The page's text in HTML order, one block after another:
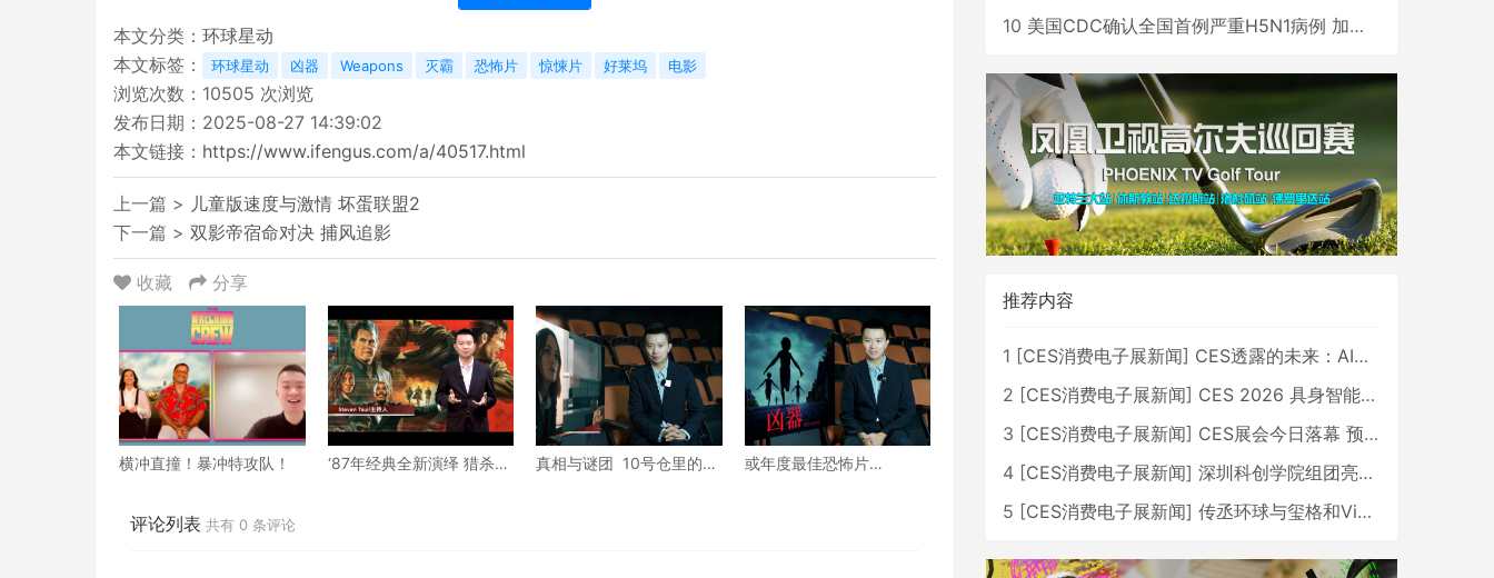
本文分类： 环球星动
本文标签：
环球星动 凶器 Weapons 灭霸 恐怖片 惊悚片 好莱坞 电影
浏览次数： 10505 次浏览
发布日期：2025-08-27 14:39:02
本文链接： https://www.ifengus.com/a/40517.html
上一篇 > 儿童版速度与激情 坏蛋联盟2
下一篇 > 双影帝宿命对决 捕风追影
收藏 分享
横冲直撞！暴冲特攻队！
‘87年经典全新演绎 猎杀游
真相与谜团 10号仓里的女
或年度最佳恐怖片
评论列表 共有 0 条评论
10 美国CDC确认全国首例严重H5N1病例 加州进入紧急状态
推荐内容
1 [CES消费电子展新闻] CES透露的未来：AI、机器人与智能生活大爆发
2 [CES消费电子展新闻] CES 2026 具身智能与创新领域 中国公司大放异彩
3 [CES消费电子展新闻] CES展会今日落幕 预计2026行业收入将超五千亿美元
4 [CES消费电子展新闻] 深圳科创学院组团亮相CES 广受好评
5 [CES消费电子展新闻] 传丞环球与玺格和VibeLens共同推出全新耳机